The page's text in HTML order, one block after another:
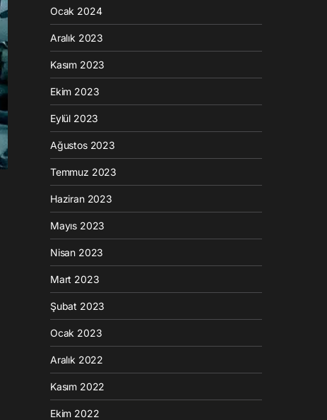
Ocak 2024
Aralık 2023
Kasım 2023
Ekim 2023
Eylül 2023
Ağustos 2023
Temmuz 2023
Haziran 2023
Mayıs 2023
Nisan 2023
Mart 2023
Şubat 2023
Ocak 2023
Aralık 2022
Kasım 2022
Ekim 2022